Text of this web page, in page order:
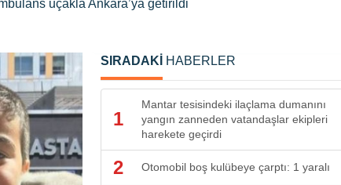
uçakla Ankara’ya getirildi
SIRADAKİ HABERLER
1
Mantar tesisindeki ilaçlama dumanını
yangın zanneden vatandaşlar ekipleri
harekete geçirdi
2 Otomobil boş kulübeye çarptı: 1 yaralı